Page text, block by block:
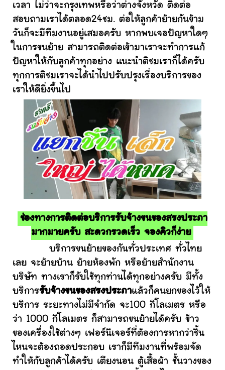
เวลา ไม่ว่าจะกรุงเทพหรือว่าต่างจังหวัด ติดต่อ
สอบถามเราได้ตลอด24ชม. ต่อให้ลูกค้าย้ายกันข้าม
วันก็จะมีทีมงานอยู่เสมอครับ หากพบเจอปัญหาใดๆ
ในการขนย้าย สามารถติดต่อเข้ามาเราจะทำการแก้
ปัญหาให้กับลูกค้าทุกอย่าง แนะนำติชมเราก็ได้ครับ
ทุกการติชมเราจะได้นำไปปรับปรุงเรื่องบริการของ
เราให้ดียิ่งขึ้นไป
ช่องทางการติดต่อบริการรับจ้างขนของสรงประภา
มากมายครับ สะดวกรวดเร็ว จองคิวก็ง่าย
บริการขนย้ายของกันทั่วประเทศ ทั่วไทย
เลย จะย้ายบ้าน ย้ายห้องพัก หรือย้ายสำนักงาน
บริษัท ทางเราก็รับใช้ทุกท่านได้ทุกอย่างครับ มีทั้ง
บริการรับจ้างขนของสรงประภาแล้วก็คนยกของไว้ให้
บริการ ระยะทางไม่มีจำกัด จะ100 กิโลเมตร หรือ
ว่า 1000 กิโลเมตร ก็สามารถขนย้ายได้ครับ ข้าว
ของเครื่องใช้ต่างๆ เฟอร์นิเจอร์ที่ต้องการหากว่าชิ้น
ไหนจะต้องถอดประกอบ เราก็มีทีมงานที่พร้อมจัด
ทำให้กับลูกค้าได้ครับ เตียงนอน ตู้เสื้อผ้า ชั้นวางของ